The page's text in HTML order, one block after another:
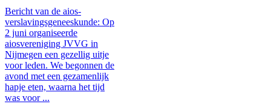
Bericht van de aios-
verslavingsgeneeskunde: Op
2 juni organiseerde
aiosvereniging JVVG in
Nijmegen een gezellig uitje
voor leden. We begonnen de
avond met een gezamenlijk
hapje eten, waarna het tijd
was voor ...